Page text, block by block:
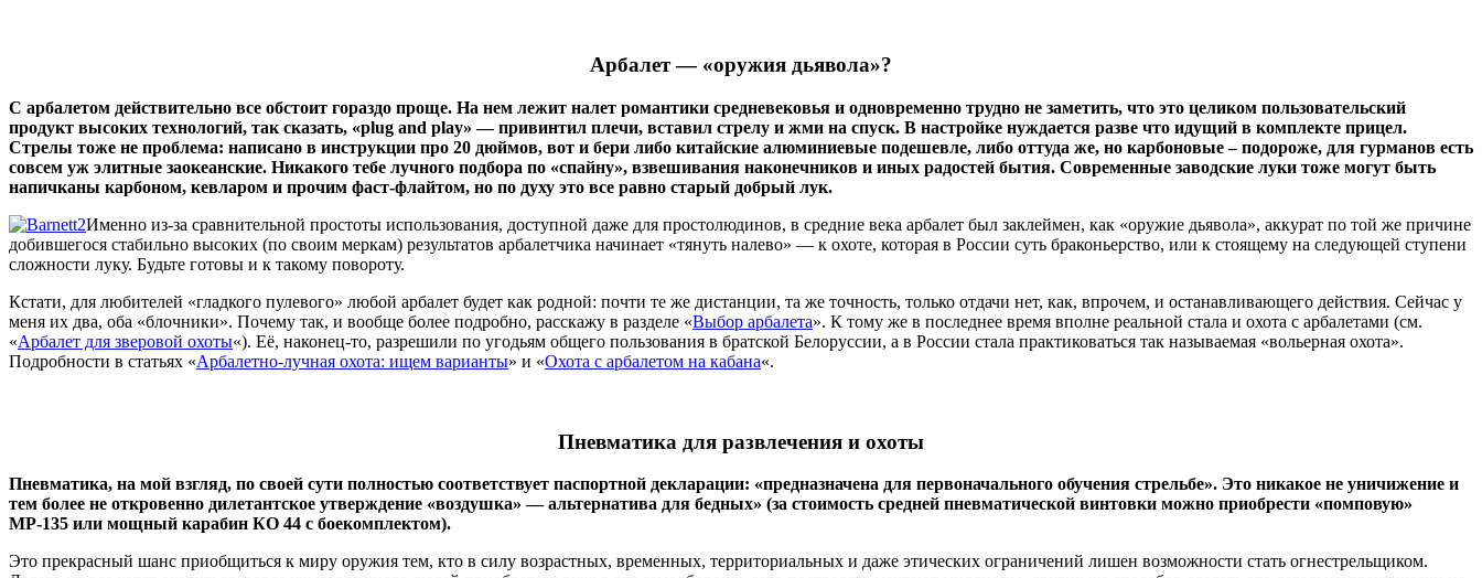
Арбалет — «оружия дьявола»?
С арбалетом действительно все обстоит гораздо проще. На нем лежит налет романтики средневековья и одновременно трудно не заметить, что это целиком пользовательский
продукт высоких технологий, так сказать, «plug and play» — привинтил плечи, вставил стрелу и жми на спуск. В настройке нуждается разве что идущий в комплекте прицел.
Стрелы тоже не проблема: написано в инструкции про 20 дюймов, вот и бери либо китайские алюминиевые подешевле, либо оттуда же, но карбоновые – подороже, для гурманов есть
совсем уж элитные заокеанские. Никакого тебе лучного подбора по «спайну», взвешивания наконечников и иных радостей бытия. Современные заводские луки тоже могут быть
напичканы карбоном, кевларом и прочим фаст-флайтом, но по духу это все равно старый добрый лук.
Именно из-за сравнительной простоты использования, доступной даже для простолюдинов, в средние века арбалет был заклеймен, как «оружие дьявола», аккурат по той же причине
добившегося стабильно высоких (по своим меркам) результатов арбалетчика начинает «тянуть налево» — к охоте, которая в России суть браконьерство, или к стоящему на следующей ступени
сложности луку. Будьте готовы и к такому повороту.
Кстати, для любителей «гладкого пулевого» любой арбалет будет как родной: почти те же дистанции, та же точность, только отдачи нет, как, впрочем, и останавливающего действия. Сейчас у
меня их два, оба «блочники». Почему так, и вообще более подробно, расскажу в разделе «Выбор арбалета». К тому же в последнее время вполне реальной стала и охота с арбалетами (см.
«Арбалет для зверовой охоты«). Её, наконец-то, разрешили по угодьям общего пользования в братской Белоруссии, а в России стала практиковаться так называемая «вольерная охота».
Подробности в статьях «Арбалетно-лучная охота: ищем варианты» и «Охота с арбалетом на кабана«.
Пневматика для развлечения и охоты
Пневматика, на мой взгляд, по своей сути полностью соответствует паспортной декларации: «предназначена для первоначального обучения стрельбе». Это никакое не уничижение и
тем более не откровенно дилетантское утверждение «воздушка» — альтернатива для бедных» (за стоимость средней пневматической винтовки можно приобрести «помповую»
МР-135 или мощный карабин КО 44 с боекомплектом).
Это прекрасный шанс приобщиться к миру оружия тем, кто в силу возрастных, временных, территориальных и даже этических ограничений лишен возможности стать огнестрельщиком.